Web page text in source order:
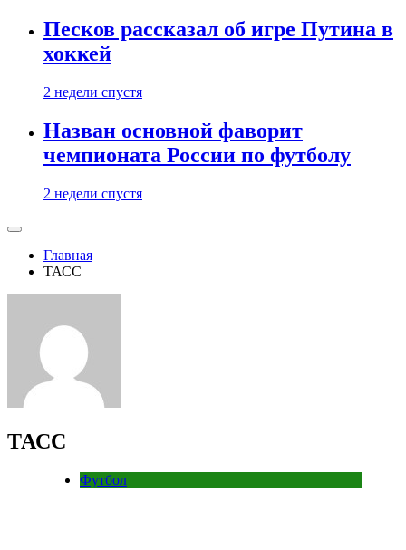
Песков рассказал об игре Путина в
хоккей
2 недели спустя
Назван основной фаворит
чемпионата России по футболу
2 недели спустя
Главная
ТАСС
ТАСС
Футбол